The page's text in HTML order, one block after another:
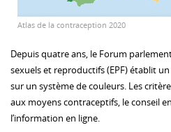
Atlas de la contraception 2020
Depuis quatre ans, le Forum
sexuels et reproductifs (EPF) établit
sur un système de couleurs. Les
aux moyens contraceptifs, le conseil
l’information en ligne.